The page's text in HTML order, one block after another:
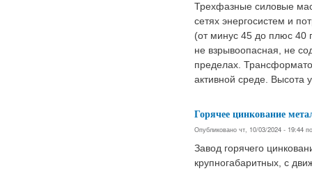
Трехфазные силовые
сетях энергосистем и
(от минус 45 до плюс 40
не взрывоопасная, не
пределах.
активной среде. Высота
Горячее цинкование
Опубликовано чт, 10/03/2024 - 19:44
Завод горячего
крупногабаритных, с